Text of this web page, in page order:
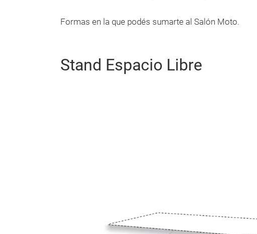
Formas en la que podés sumarte al Salón Moto.
Stand Espacio Libre